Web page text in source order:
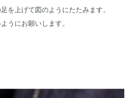
を上げて図のようにたたみます。
うにお願いします。